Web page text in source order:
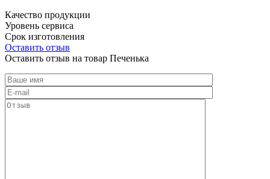
Качество продукции
Уровень сервиса
Срок изготовления
Оставить отзыв
Оставить отзыв на товар Печенька